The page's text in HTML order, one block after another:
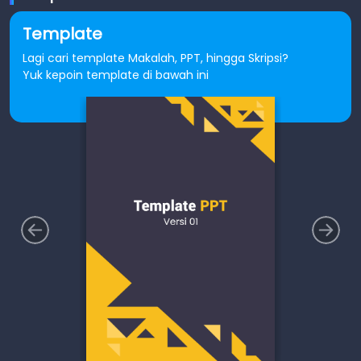
Template
Lagi cari template Makalah, PPT, hingga Skripsi?
Yuk kepoin template di bawah ini